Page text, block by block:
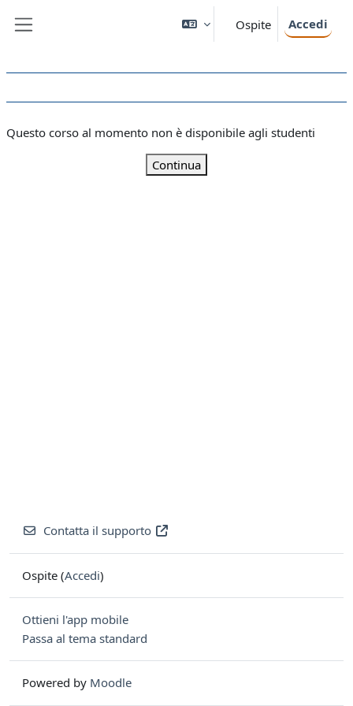
Ospite Accedi
Questo corso al momento non è disponibile agli studenti
Continua
Contatta il supporto
Ospite (Accedi)
Ottieni l'app mobile
Passa al tema standard
Powered by Moodle